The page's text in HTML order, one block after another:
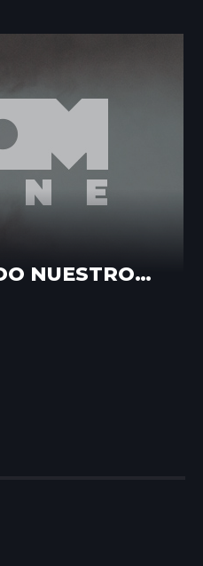
NUESTROS